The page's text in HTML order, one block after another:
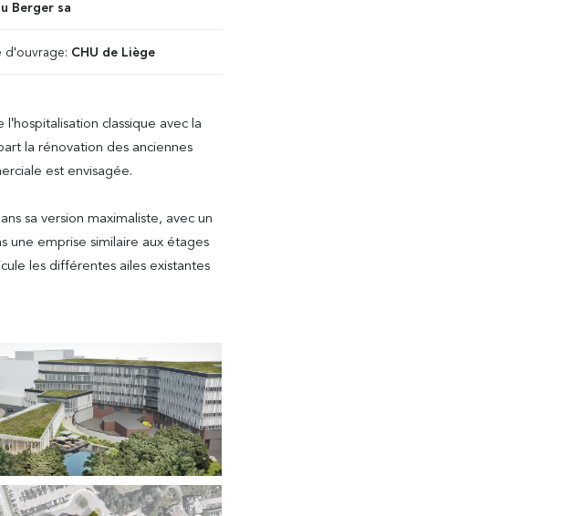
Berger sa
d'ouvrage: CHU de Liège
classique avec la
la rénovation des anciennes
est envisagée.
sa version maximaliste, avec un
une emprise similaire aux étages
les différentes ailes existantes